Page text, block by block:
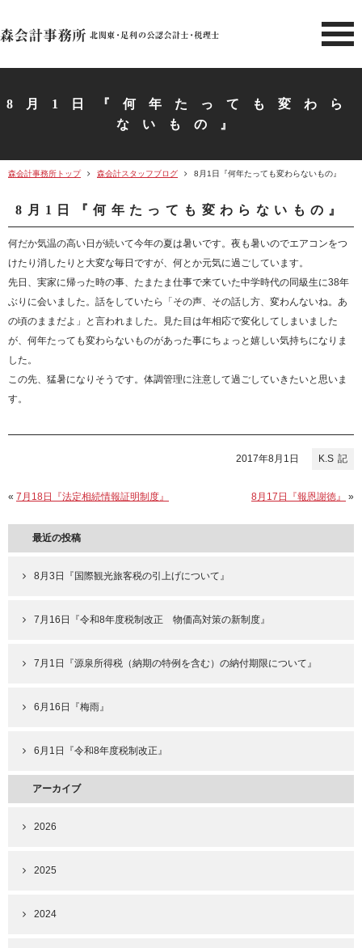
北関東 足利市の公認会計士・
8月1日『何年たっても変わら
ないもの』
森会計事務所トップ 森会計スタッフブログ 8月1日『何年たっても変わらないもの』
8月1日『何年たっても変わらないもの』
何だか気温の高い日が続いて今年の夏は暑いです。夜も暑いのでエアコンをつ
けたり消したりと大変な毎日ですが、何とか元気に過ごしています。
先日、実家に帰った時の事、たまたま仕事で来ていた中学時代の同級生に38年
ぶりに会いました。話をしていたら「その声、その話し方、変わんないね。あ
の頃のままだよ」と言われました。見た目は年相応で変化してしまいました
が、何年たっても変わらないものがあった事にちょっと嬉しい気持ちになりま
した。
この先、猛暑になりそうです。体調管理に注意して過ごしていきたいと思いま
す。
K.S
2017年8月1日
« 7月18日『法定相続情報証明制度』 8月17日『報恩謝徳』 »
最近の投稿
8月3日『国際観光旅客税の引上げについて』
7月16日『令和8年度税制改正 物価高対策の新制度』
7月1日『源泉所得税（納期の特例を含む）の納付期限について』
6月16日『梅雨』
6月1日『令和8年度税制改正』
アーカイブ
2026
2025
2024